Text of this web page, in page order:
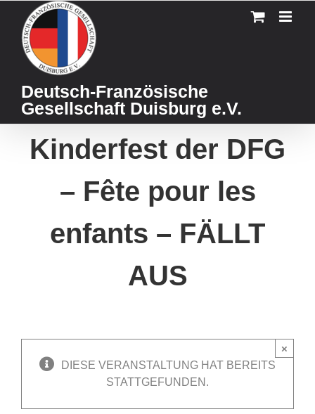
content
Deutsch-Französische
Gesellschaft Duisburg e.V.
Kinderfest der DFG
– Fête pour les
enfants – FÄLLT
AUS
DIESE VERANSTALTUNG HAT BEREITS
STATTGEFUNDEN.
×